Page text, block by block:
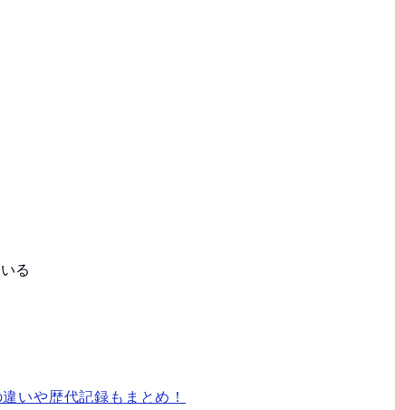
る
いや歴代記録もまとめ！